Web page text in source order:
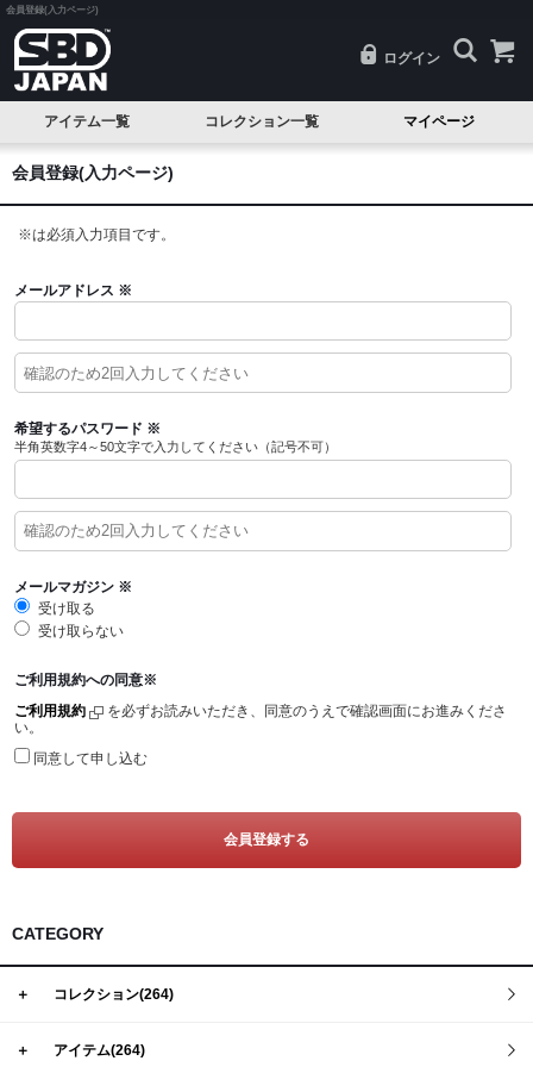
会員登録(入力ページ)
ログイン
アイテム一覧
SALE
試着品
ニースリーブ
ニーラップ
リフティングストラップ
シングレット
Tシャツ
タンクトップ
クロップトップ
スウェットシャツ
ヘッドウェア
コレクション一覧
Serenity(セレニティ)
Forge(フォージ)
Momentum(モメンタム)
Phantom(ファントム)
Defy(デファイ)
マイページ
会員登録(入力ページ)
※は必須入力項目です。
メールアドレス ※
希望するパスワード ※
半角英数字4～50文字で入力してください（記号不可）
メールマガジン ※
受け取る
受け取らない
ご利用規約への同意※
ご利用規約
を必ずお読みいただき、同意のうえで確認画面にお進みくださ
い。
同意して申し込む
CATEGORY
＋ コレクション(264)
＋ アイテム(264)